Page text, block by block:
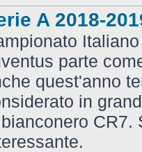
A 2018-
parte
quest'anno
in
CR7.